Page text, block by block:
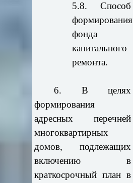
5.8. Способ
формирования
фонда
капитального
ремонта.
6. В целях
формирования
адресных перечней
многоквартирных
домов, подлежащих
включению в
краткосрочный план в